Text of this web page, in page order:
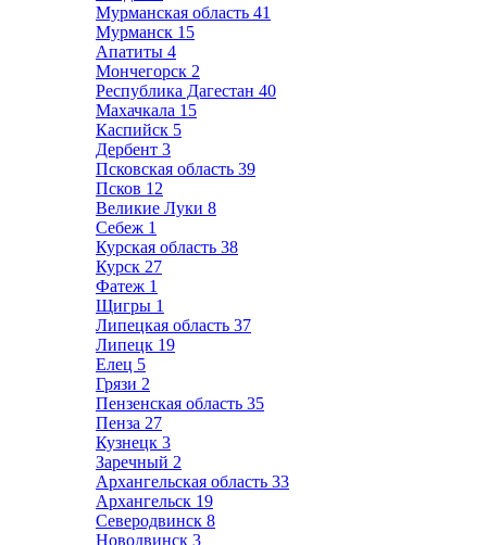
Мурманская область 41
Мурманск 15
Апатиты 4
Мончегорск 2
Республика Дагестан 40
Махачкала 15
Каспийск 5
Дербент 3
Псковская область 39
Псков 12
Великие Луки 8
Себеж 1
Курская область 38
Курск 27
Фатеж 1
Щигры 1
Липецкая область 37
Липецк 19
Елец 5
Грязи 2
Пензенская область 35
Пенза 27
Кузнецк 3
Заречный 2
Архангельская область 33
Архангельск 19
Северодвинск 8
Новодвинск 3